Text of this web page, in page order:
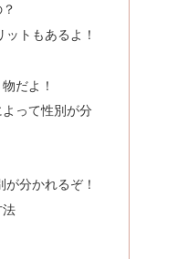
トもあるよ！
だよ！
って性別が分
分かれるぞ！
法